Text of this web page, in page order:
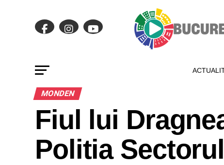
MONDEN
Fiul lui
Politia